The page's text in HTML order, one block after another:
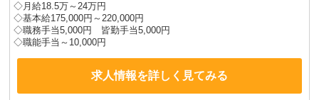
◇月給18.5万～24万円
◇基本給175,000円～220,000円
◇職務手当5,000円 皆勤手当5,000円
◇職能手当～10,000円
求人情報を詳しく見てみる